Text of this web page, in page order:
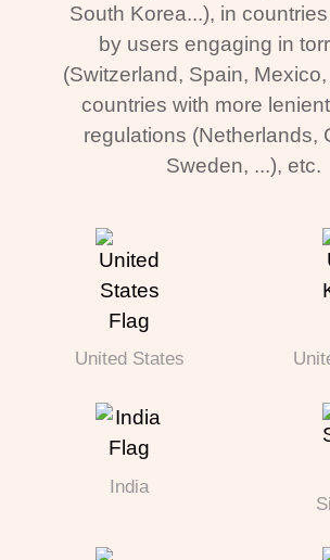
South Korea...), in
by users engaging in
(Switzerland, Spain,
countries with more
regulations (Netherlands,
Sweden, ...), etc.
United States
India